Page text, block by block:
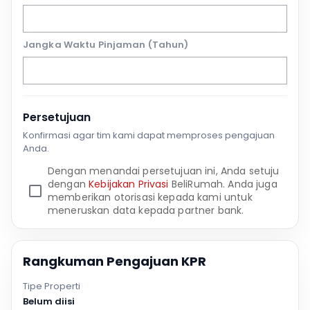
Jangka Waktu Pinjaman (Tahun)
Persetujuan
Konfirmasi agar tim kami dapat memproses pengajuan
Anda.
Dengan menandai persetujuan ini, Anda setuju
denganKebijakan Privasi BeliRumah. Anda juga
memberikan otorisasi kepada kami untuk
meneruskan data kepada partner bank.
Rangkuman Pengajuan KPR
Tipe Properti
Belum diisi